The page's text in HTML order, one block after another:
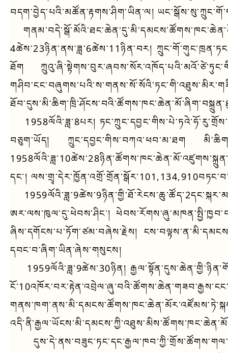
བདག་བྱེད་པའི་མཚོན་རྟགས་ཤིག་ཡིན་ལ།
4ཚེས་23ཉིན་ནས་ཟླ་6ཚེས་11ཉིན་བར།
ཐོག
1958ལོའི་ཟླ་8པར།
བཅུག་ཡོད། ཀྲུང་དབྱང་གིས་བཀའ་ཕབ་མ་ཐག
དང་།
ཨར་ལས་ཁུལ་དུ་ཕེབས་ཤིང་།
ཞིས་དགོངས་པ་ཏོག་ཙམ་བཞེས་རྗེས།
དབང་བ་ཞིག་ཡིན་ཞེས་གསུངས།
1959ལོའི་ཟླ་9ཚེས་30ཉིན།